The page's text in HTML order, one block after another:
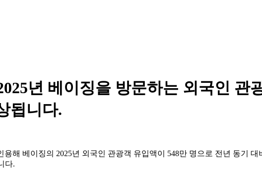
년 베이징을 방문하는 외국인 관
됩니다.
해 베이징의 2025년 외국인 관광객 유입액이 548만 명으로 전년 동기
다.